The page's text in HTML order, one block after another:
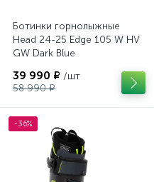
Ботинки горнолыжные
Head 24-25 Edge 105 W HV
GW Dark Blue
39 990 ₽ /шт
58 990 ₽
-36%